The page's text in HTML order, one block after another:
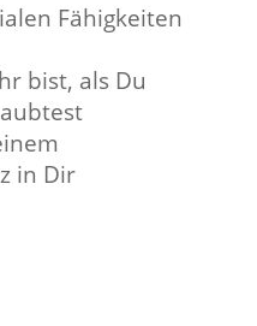
Fähigkeiten
bist, als Du
in Dir